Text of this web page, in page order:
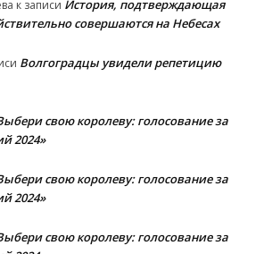
к записи История, подтверждающая
совершаются на Небесах
Волгоградцы увидели репетицию
свою королеву: голосование за
2024»
свою королеву: голосование за
2024»
свою королеву: голосование за